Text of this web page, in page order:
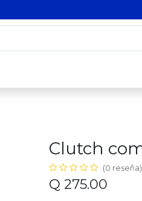
Clutch
(0 reseña)
Q 275.00